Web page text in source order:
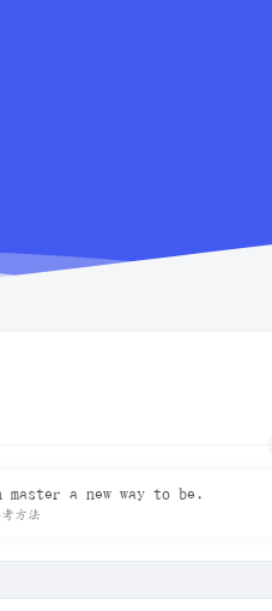
a new way to be.
方法